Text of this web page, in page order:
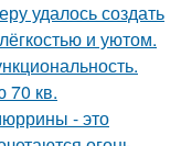
удалось создать
и уютом.
70 кв.
- это